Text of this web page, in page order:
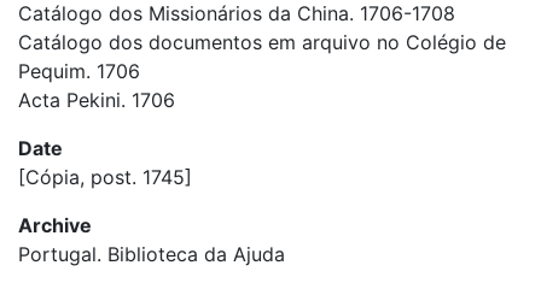
Catálogo dos Missionários da China. 1706-1708
Catálogo dos documentos em arquivo no Colégio de
Pequim. 1706
Acta Pekini. 1706
Date
[Cópia, post. 1745]
Archive
Portugal. Biblioteca da Ajuda